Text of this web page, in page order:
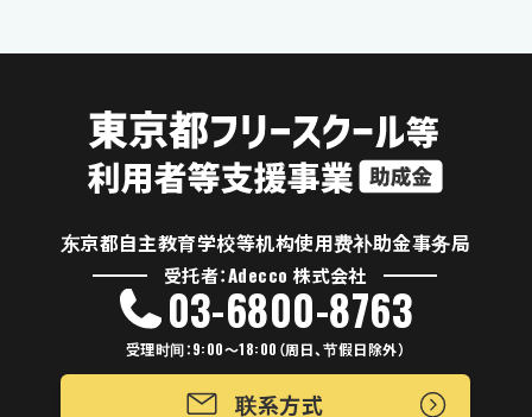
东京都自主教育学校等机构使用费补助金事务局
受托者：Adecco 株式会社
03-6800-8763
受理时间：9:00～18:00（周日、节假日除外）
联系方式